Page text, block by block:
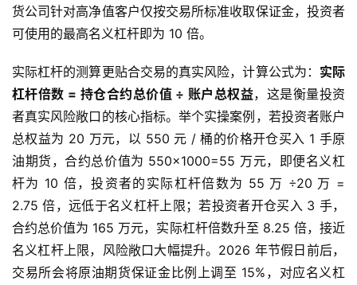
货公司针对高净值客户仅按交易所标准收取保证金，投资者
可使用的最高名义杠杆即为 10 倍。
实际杠杆的测算更贴合交易的真实风险，计算公式为： 实际
杠杆倍数 = 持仓合约总价值 ÷ 账户总权益，这是衡量投资
者真实风险敞口的核心指标。举个实操案例，若投资者账户
总权益为 20 万元，以 550 元 / 桶的价格开仓买入 1 手原
油期货，合约总价值为 550×1000=55 万元，即便名义杠
杆为 10 倍，投资者的实际杠杆倍数为 55 万 ÷20 万 =
2.75 倍，远低于名义杠杆上限；若投资者开仓买入 3 手，
合约总价值为 165 万元，实际杠杆倍数升至 8.25 倍，接近
名义杠杆上限，风险敞口大幅提升。2026 年节假日前后，
交易所会将原油期货保证金比例上调至 15%，对应名义杠